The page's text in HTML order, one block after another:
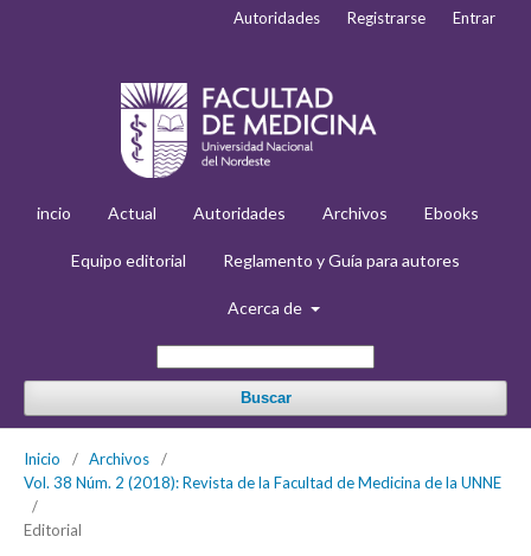
incio Actual Autoridades Archivos Ebooks
Equipo editorial Reglamento y Guía para autores
Acerca de
Buscar
Autoridades Registrarse Entrar
Inicio / Archivos
/
Vol. 38 Núm. 2 (2018): Revista de la Facultad de Medicina de la UNNE
/
Editorial